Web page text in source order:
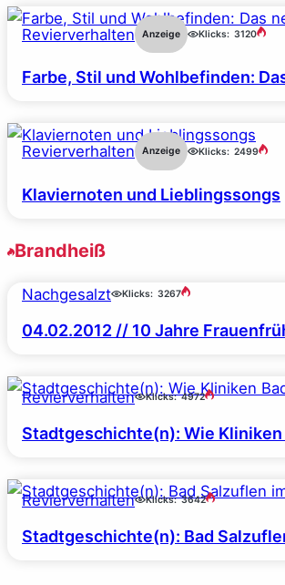
Revierverhalten Anzeige Klicks: 3120
Farbe, Stil und Wohlbefinden:
Revierverhalten Anzeige Klicks: 2499
Klaviernoten und Lieblingssongs
Brandheiß
Nachgesalzt Klicks: 3267
04.02.2012 // 10 Jahre
Revierverhalten Klicks: 4972
Stadtgeschichte(n): Wie
Revierverhalten Klicks: 3642
Stadtgeschichte(n): Bad